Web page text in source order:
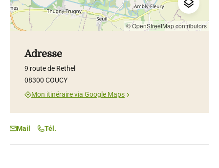
© OpenStreetMap contributors
Adresse
9 route de Rethel
08300 COUCY
Mon itinéraire via Google Maps
Mail Tél.